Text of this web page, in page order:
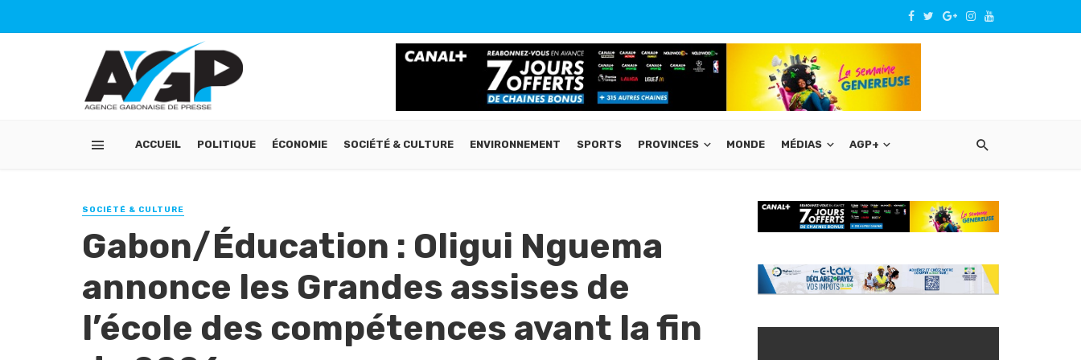
ACCUEIL POLITIQUE ÉCONOMIE SOCIÉTÉ & CULTURE ENVIRONNEMENT SPORTS PROVINCES MONDE MÉDIAS AGP+
SOCIÉTÉ & CULTURE
Gabon/Éducation : Oligui Nguema
annonce les Grandes assises de
l’école des compétences avant la fin